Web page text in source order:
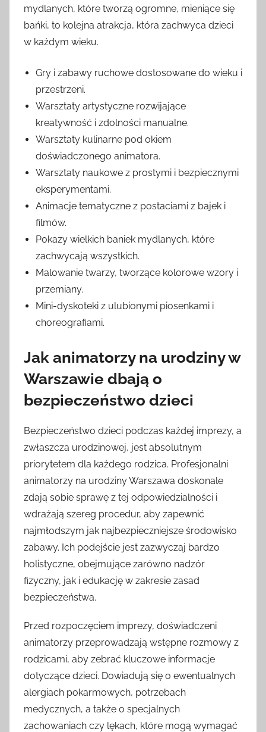
mydlanych, które tworzą ogromne, mieniące się
bańki, to kolejna atrakcja, która zachwyca dzieci
w każdym wieku.
Gry i zabawy ruchowe dostosowane do wieku i
przestrzeni.
Warsztaty artystyczne rozwijające
kreatywność i zdolności manualne.
Warsztaty kulinarne pod okiem
doświadczonego animatora.
Warsztaty naukowe z prostymi i bezpiecznymi
eksperymentami.
Animacje tematyczne z postaciami z bajek i
filmów.
Pokazy wielkich baniek mydlanych, które
zachwycają wszystkich.
Malowanie twarzy, tworzące kolorowe wzory i
przemiany.
Mini-dyskoteki z ulubionymi piosenkami i
choreografiami.
Jak animatorzy na urodziny w
Warszawie dbają o
bezpieczeństwo dzieci
Bezpieczeństwo dzieci podczas każdej imprezy, a
zwłaszcza urodzinowej, jest absolutnym
priorytetem dla każdego rodzica. Profesjonalni
animatorzy na urodziny Warszawa doskonale
zdają sobie sprawę z tej odpowiedzialności i
wdrażają szereg procedur, aby zapewnić
najmłodszym jak najbezpieczniejsze środowisko
zabawy. Ich podejście jest zazwyczaj bardzo
holistyczne, obejmujące zarówno nadzór
fizyczny, jak i edukację w zakresie zasad
bezpieczeństwa.
Przed rozpoczęciem imprezy, doświadczeni
animatorzy przeprowadzają wstępne rozmowy z
rodzicami, aby zebrać kluczowe informacje
dotyczące dzieci. Dowiadują się o ewentualnych
alergiach pokarmowych, potrzebach
medycznych, a także o specjalnych
zachowaniach czy lękach, które mogą wymagać